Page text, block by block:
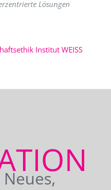
Lösungen
Institut WEISS